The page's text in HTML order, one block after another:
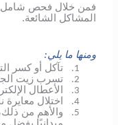
فمن خلال فحص شامل
المشاكل الشائعة.
ومنها ما يلي:
1. تآكل أو كسر
2. تسرب زيت
3. الأعطال
4. اختلال معايرة
5.
والأهم من